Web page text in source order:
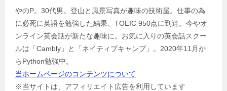
やのP。30代男。登山と風景写真が趣味の技術屋。仕事の為
に必死に英語を勉強した結果、TOEIC 950点に到達。今やオ
ンライン英会話が新たな趣味に。お気に入りの英会話スクー
ルは「Cambly」と「ネイティブキャンプ」。2020年11月か
らPython勉強中。
当ホームページのコンテンツについて
※当サイトは、アフィリエイト広告を利用しています